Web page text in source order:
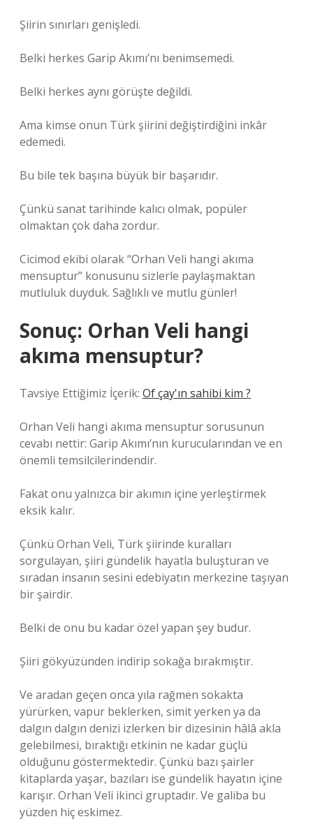
Şiirin sınırları genişledi.
Belki herkes Garip Akımı’nı benimsemedi.
Belki herkes aynı görüşte değildi.
Ama kimse onun Türk şiirini değiştirdiğini inkâr
edemedi.
Bu bile tek başına büyük bir başarıdır.
Çünkü sanat tarihinde kalıcı olmak, popüler
olmaktan çok daha zordur.
Cicimod ekibi olarak “Orhan Veli hangi akıma
mensuptur” konusunu sizlerle paylaşmaktan
mutluluk duyduk. Sağlıklı ve mutlu günler!
Sonuç: Orhan Veli hangi
akıma mensuptur?
Tavsiye Ettiğimiz İçerik: Of çay'ın sahibi kim ?
Orhan Veli hangi akıma mensuptur sorusunun
cevabı nettir: Garip Akımı’nın kurucularından ve en
önemli temsilcilerindendir.
Fakat onu yalnızca bir akımın içine yerleştirmek
eksik kalır.
Çünkü Orhan Veli, Türk şiirinde kuralları
sorgulayan, şiiri gündelik hayatla buluşturan ve
sıradan insanın sesini edebiyatın merkezine taşıyan
bir şairdir.
Belki de onu bu kadar özel yapan şey budur.
Şiiri gökyüzünden indirip sokağa bırakmıştır.
Ve aradan geçen onca yıla rağmen sokakta
yürürken, vapur beklerken, simit yerken ya da
dalgın dalgın denizi izlerken bir dizesinin hâlâ akla
gelebilmesi, bıraktığı etkinin ne kadar güçlü
olduğunu göstermektedir. Çünkü bazı şairler
kitaplarda yaşar, bazıları ise gündelik hayatın içine
karışır. Orhan Veli ikinci gruptadır. Ve galiba bu
yüzden hiç eskimez.